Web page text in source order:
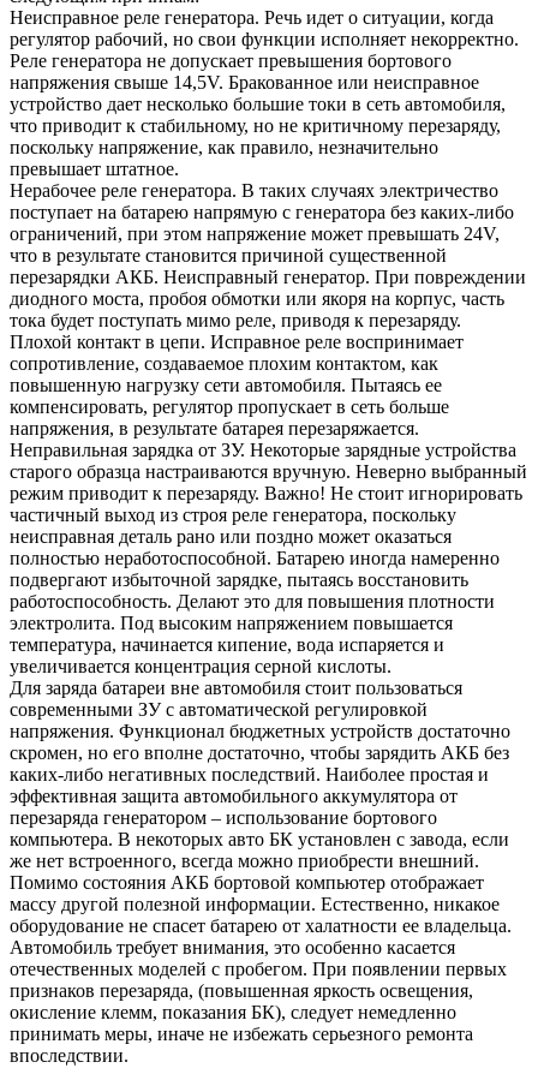
Неисправное реле генератора. Речь идет о ситуации, когда
регулятор рабочий, но свои функции исполняет некорректно.
Реле генератора не допускает превышения бортового
напряжения свыше 14,5V. Бракованное или неисправное
устройство дает несколько большие токи в сеть автомобиля,
что приводит к стабильному, но не критичному перезаряду,
поскольку напряжение, как правило, незначительно
превышает штатное.
Нерабочее реле генератора. В таких случаях электричество
поступает на батарею напрямую с генератора без каких-либо
ограничений, при этом напряжение может превышать 24V,
что в результате становится причиной существенной
перезарядки АКБ. Неисправный генератор. При повреждении
диодного моста, пробоя обмотки или якоря на корпус, часть
тока будет поступать мимо реле, приводя к перезаряду.
Плохой контакт в цепи. Исправное реле воспринимает
сопротивление, создаваемое плохим контактом, как
повышенную нагрузку сети автомобиля. Пытаясь ее
компенсировать, регулятор пропускает в сеть больше
напряжения, в результате батарея перезаряжается.
Неправильная зарядка от ЗУ. Некоторые зарядные устройства
старого образца настраиваются вручную. Неверно выбранный
режим приводит к перезаряду. Важно! Не стоит игнорировать
частичный выход из строя реле генератора, поскольку
неисправная деталь рано или поздно может оказаться
полностью неработоспособной. Батарею иногда намеренно
подвергают избыточной зарядке, пытаясь восстановить
работоспособность. Делают это для повышения плотности
электролита. Под высоким напряжением повышается
температура, начинается кипение, вода испаряется и
увеличивается концентрация серной кислоты.
Для заряда батареи вне автомобиля стоит пользоваться
современными ЗУ с автоматической регулировкой
напряжения. Функционал бюджетных устройств достаточно
скромен, но его вполне достаточно, чтобы зарядить АКБ без
каких-либо негативных последствий. Наиболее простая и
эффективная защита автомобильного аккумулятора от
перезаряда генератором – использование бортового
компьютера. В некоторых авто БК установлен с завода, если
же нет встроенного, всегда можно приобрести внешний.
Помимо состояния АКБ бортовой компьютер отображает
массу другой полезной информации. Естественно, никакое
оборудование не спасет батарею от халатности ее владельца.
Автомобиль требует внимания, это особенно касается
отечественных моделей с пробегом. При появлении первых
признаков перезаряда, (повышенная яркость освещения,
окисление клемм, показания БК), следует немедленно
принимать меры, иначе не избежать серьезного ремонта
впоследствии.